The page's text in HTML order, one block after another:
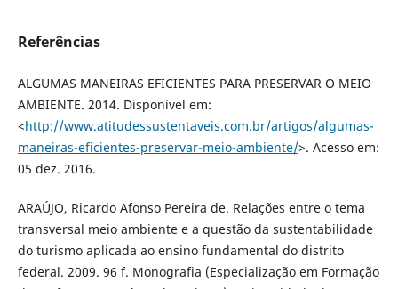
Referências
ALGUMAS MANEIRAS EFICIENTES PARA PRESERVAR O MEIO
AMBIENTE. 2014. Disponível em:
<http://www.atitudessustentaveis.com.br/artigos/algumas-
maneiras-eficientes-preservar-meio-ambiente/>. Acesso em:
05 dez. 2016.
ARAÚJO, Ricardo Afonso Pereira de. Relações entre o tema
transversal meio ambiente e a questão da sustentabilidade
do turismo aplicada ao ensino fundamental do distrito
federal. 2009. 96 f. Monografia (Especialização em Formação